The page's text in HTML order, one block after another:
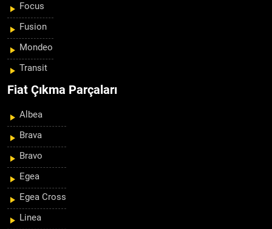
Focus
Fusion
Mondeo
Transit
Fiat Çıkma Parçaları
Albea
Brava
Bravo
Egea
Egea Cross
Linea